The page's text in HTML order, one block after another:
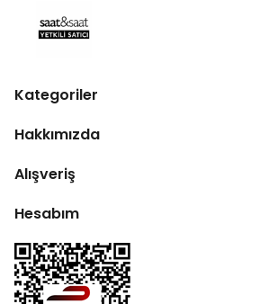
Kategoriler
Hakkımızda
Alışveriş
Hesabım